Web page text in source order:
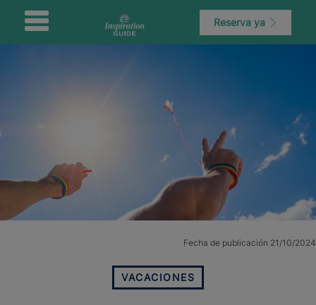
Reserva ya
Fecha de publicación 21/10/2024
VACACIONES